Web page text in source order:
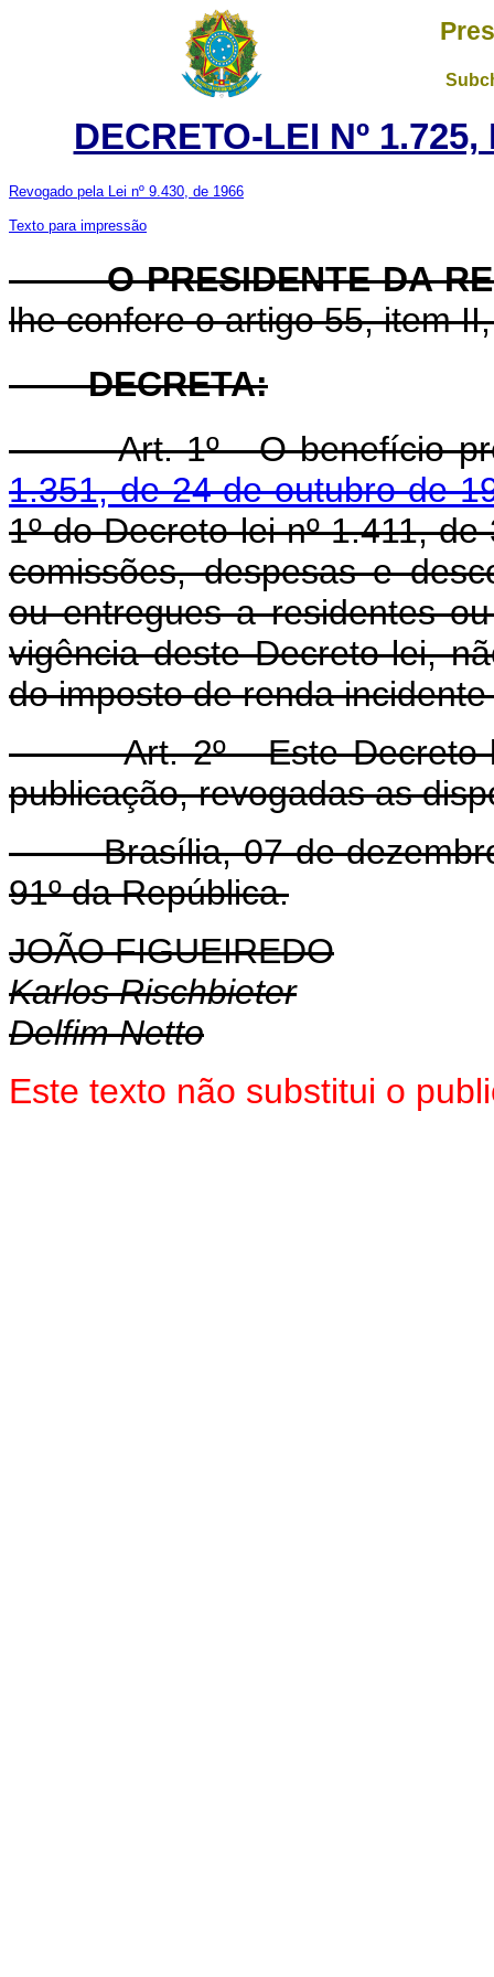
DECRETO-LEI Nº
Revogado pela Lei nº 9.430, de 1966
Texto para impressão
O PRESIDENTE DA
lhe confere o artigo 55, item
DECRETA:
Art. 1º - O benefício
1.351, de 24 de outubro de
1º do Decreto-lei nº 1.411,
comissões, despesas e
ou entregues a residentes
vigência deste Decreto-lei,
do imposto de renda
Art. 2º - Este Decreto-lei
publicação, revogadas as
Brasília, 07 de dezembro
91º da República.
JOÃO FIGUEIREDO
Karlos Rischbieter
Delfim Netto
Este texto não substitui o